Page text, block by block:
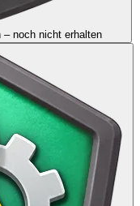
– noch nicht erhalten